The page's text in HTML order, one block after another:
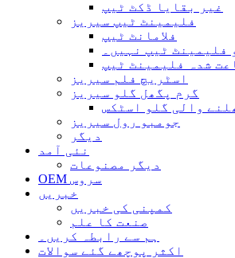
غیر بقایا ڈکٹ ٹیپ
فلیمینٹ ٹیپ سیریز
فلامانٹ ٹیپ
فلیمینٹ ٹیپ نہیں۔
شدہ فلیمینٹ ٹیپ
اسٹریچ فلم سیریز
گرم پگھل گلو سیریز
والی گلو اسٹکس
جومبو رول سیریز
دیگر
نئی آمد
دیگر مصنوعات
OEM سروس
خبریں
کمپنی کی خبریں
صنعت کا علم
ہم سے رابطہ کریں۔
اکثر پوچھے گئے سوالات